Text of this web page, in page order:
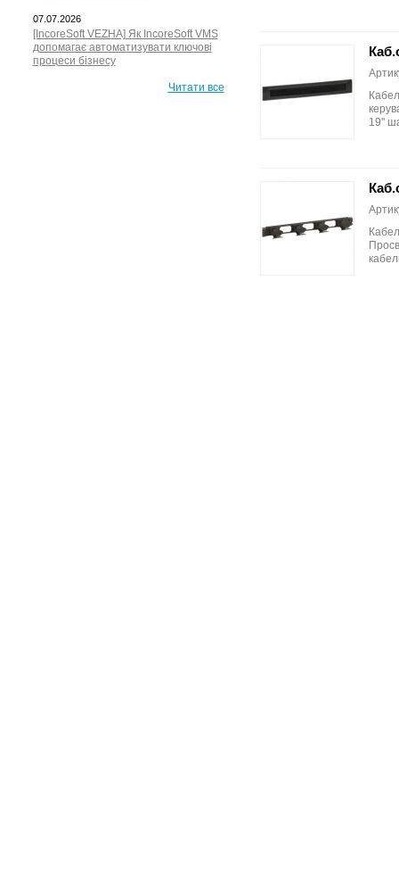
07.07.2026
[IncoreSoft VEZHA] Як IncoreSoft VMS
допомагає автоматизувати ключові
процеси бізнесу
Читати все
19''